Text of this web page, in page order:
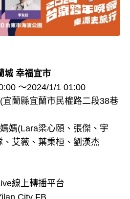
城 幸福宜市
～2024/1/1 01:00
蘭縣宜蘭市民權路二段38巷
媽(Lara梁心頤、張傑、宇
艾薇、葉秉桓、劉漢杰
線上轉播平台